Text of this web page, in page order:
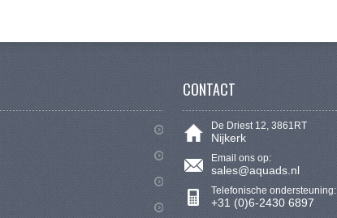
CONTACT
De Driest 12, 3861RT
Nijkerk
Email ons op:
sales@aquads.nl
Telefonische ondersteuning:
+31 (0)6-2430 6897